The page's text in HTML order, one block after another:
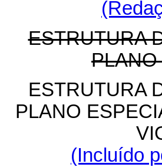
ESTRUTURA
ESTRUTURA
PLANO
(Incluído